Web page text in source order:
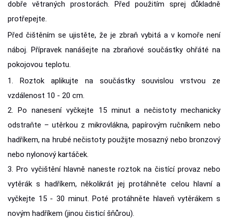
dobře větraných prostorách. Před použitím sprej důkladně
protřepejte.
Před čištěním se ujistěte, že je zbraň vybitá a v komoře není
náboj. Přípravek nanášejte na zbraňové součástky ohřáté na
pokojovou teplotu.
1. Roztok aplikujte na součástky souvislou vrstvou ze
vzdálenost 10 - 20 cm.
2. Po nanesení vyčkejte 15 minut a nečistoty mechanicky
odstraňte – utěrkou z mikrovlákna, papírovým ručníkem nebo
hadříkem, na hrubé nečistoty použijte mosazný nebo bronzový
nebo nylonový kartáček.
3. Pro vyčištění hlavně naneste roztok na čistící provaz nebo
vytěrák s hadříkem, několikrát jej protáhněte celou hlavní a
vyčkejte 15 - 30 minut. Poté protáhněte hlaveň vytěrákem s
novým hadříkem (jinou čisticí šňůrou).